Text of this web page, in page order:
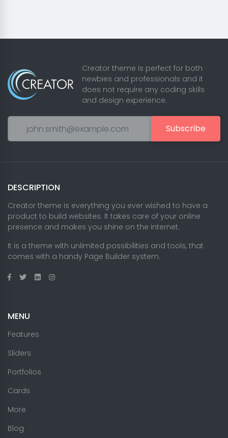
Creator theme is perfect for both
newbies and professionals and it
does not require any coding skills
and design experience.
Subscribe
DESCRIPTION
Creator theme is everything you ever wished to have a
product to build websites. It takes care of your online
presence and makes you shine on the internet.
It is a theme with unlimited possibilities and tools, that
comes with a handy Page Builder system.
MENU
Features
Sliders
Portfolios
Cards
More
Blog